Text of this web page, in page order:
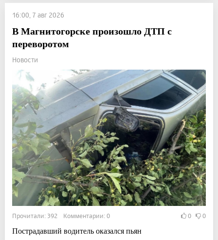
16:00, 7 авг 2026
В Магнитогорске произошло ДТП с
переворотом
Новости
Прочитали: 392 Комментарии: 0 0 0
Пострадавший водитель оказался пьян